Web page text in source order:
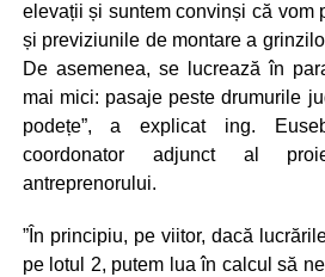
elevații și suntem convinși că vom
și previziunile de montare a
De asemenea, se lucrează în
mai mici: pasaje peste drumurile
podețe”, a explicat ing.
coordonator adjunct al
antreprenorului.
”În principiu, pe viitor, dacă
pe lotul 2, putem lua în calcul să